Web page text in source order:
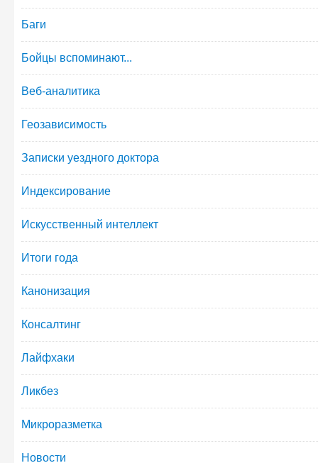
Баги
Бойцы вспоминают...
Веб-аналитика
Геозависимость
Записки уездного доктора
Индексирование
Искусственный интеллект
Итоги года
Канонизация
Консалтинг
Лайфхаки
Ликбез
Микроразметка
Новости